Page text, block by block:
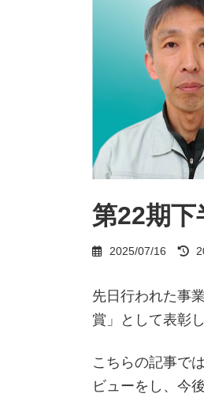
第22期
2025/07/16
新
時
:
先日行われた事
賞」として表彰
こちらの記事で
ビューをし、今